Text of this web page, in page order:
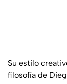
Su estilo
filosofía de